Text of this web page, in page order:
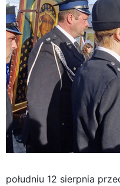
południu 12 sierpnia